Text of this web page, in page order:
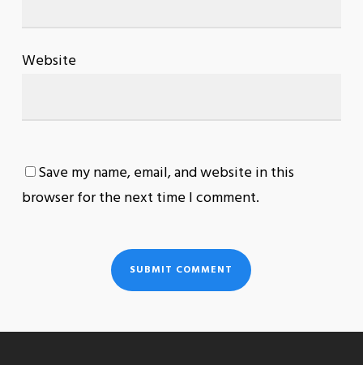
Website
Save my name, email, and website in this
browser for the next time I comment.